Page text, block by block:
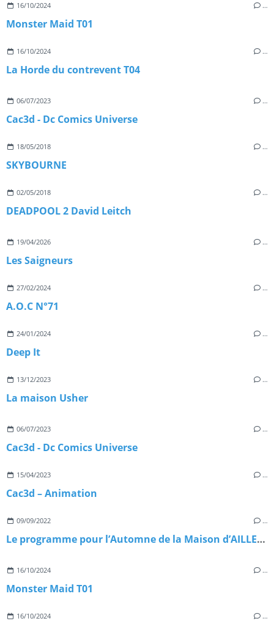
16/10/2024 …
Monster Maid T01
16/10/2024 …
La Horde du contrevent T04
06/07/2023 …
Cac3d - Dc Comics Universe
18/05/2018 …
SKYBOURNE
02/05/2018 …
DEADPOOL 2 David Leitch
19/04/2026 …
Les Saigneurs
27/02/2024 …
A.O.C N°71
24/01/2024 …
Deep It
13/12/2023 …
La maison Usher
06/07/2023 …
Cac3d - Dc Comics Universe
15/04/2023 …
Cac3d – Animation
09/09/2022 …
Le programme pour l’Automne de la Maison d’AILLEURS (YVERDON SUISSE)
16/10/2024 …
Monster Maid T01
16/10/2024 …